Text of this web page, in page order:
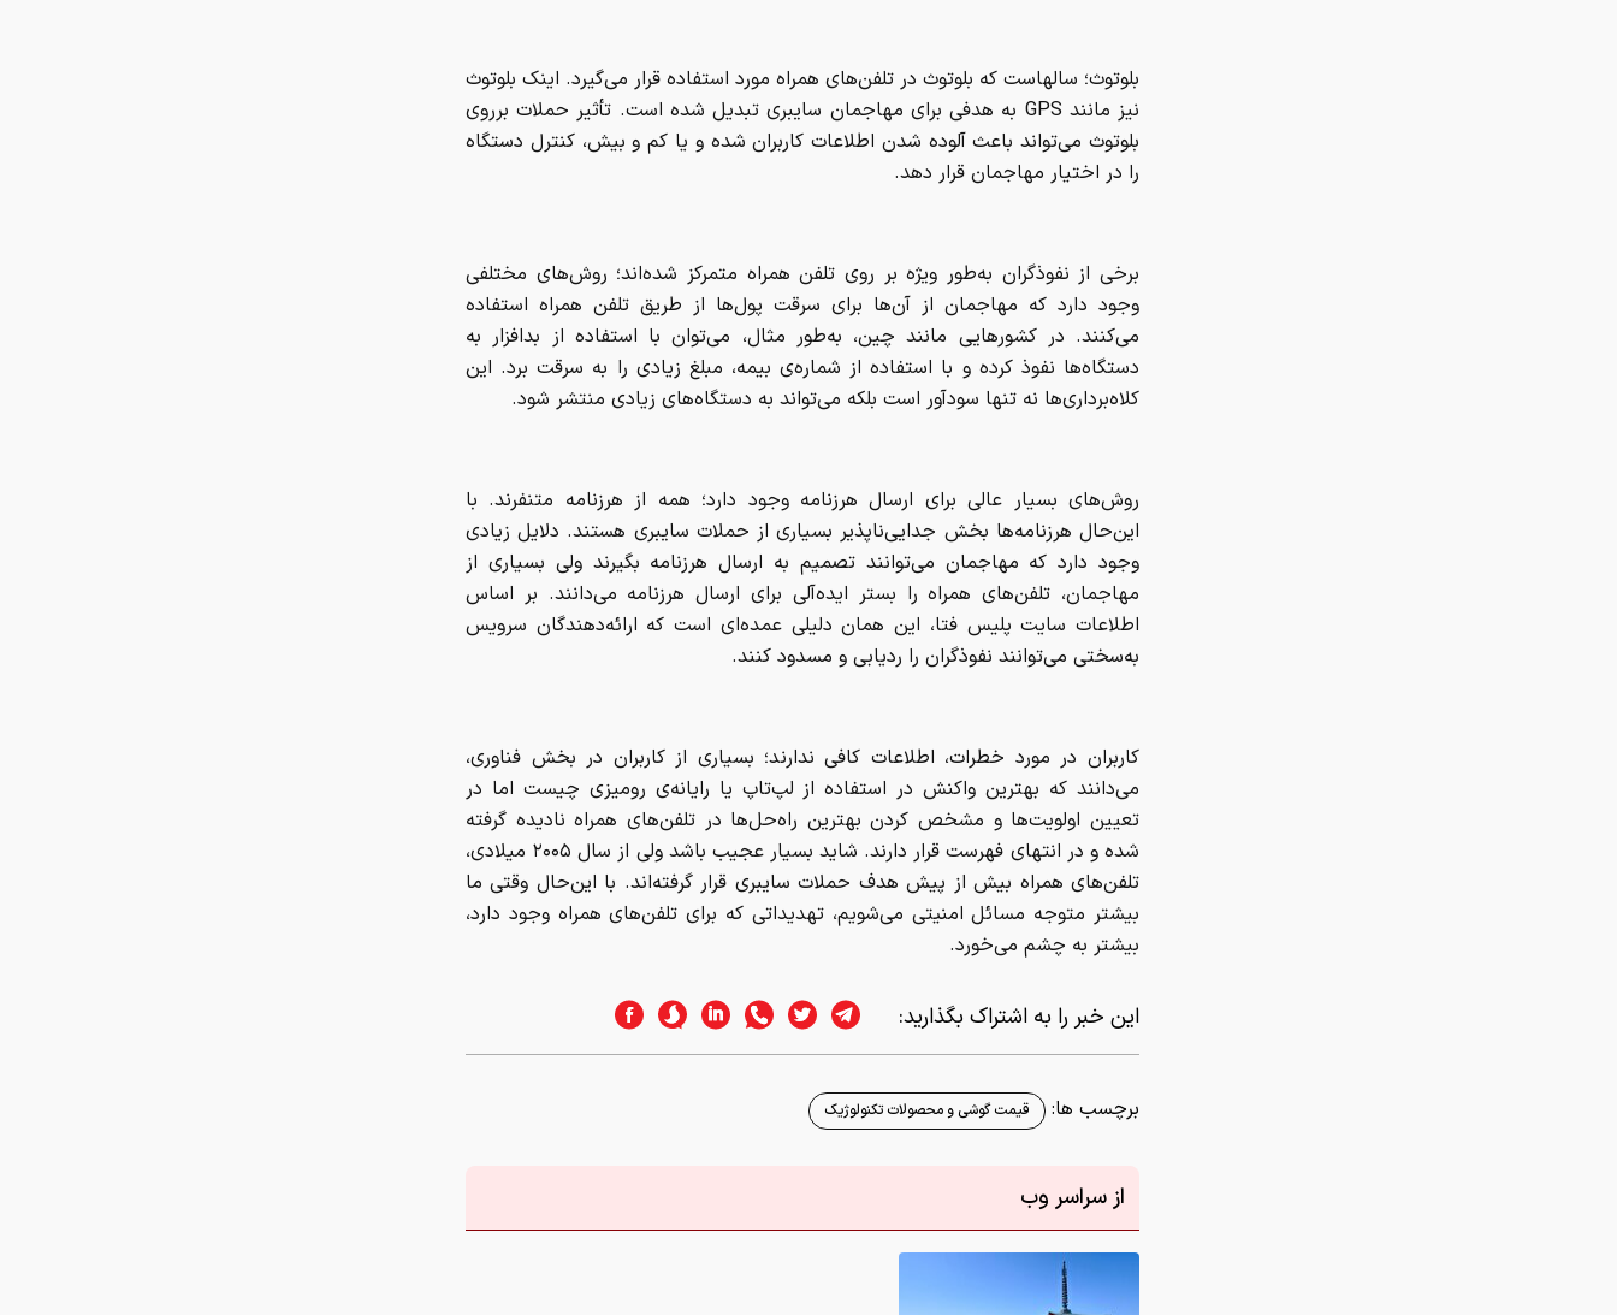
بلوتوث؛ سال‎هاست که بلوتوث در تلفن‌های همراه مورد استفاده قرار می‌گیرد. اینک بلوتوث
نیز مانند GPS به هدفی برای مهاجمان سایبری تبدیل شده است. تأثیر حملات برروی
بلوتوث می‌تواند باعث آلوده شدن اطلاعات کاربران شده و یا کم و بیش، کنترل دستگاه
را در اختیار مهاجمان قرار دهد.
برخی از نفوذگران به‌طور ویژه بر روی تلفن همراه متمرکز شده‌اند؛ روش‌های مختلفی
وجود دارد که مهاجمان از آن‌ها برای سرقت پول‌ها از طریق تلفن همراه استفاده
می‌کنند. در کشورهایی مانند چین، به‌طور مثال، می‌توان با استفاده از بدافزار به
دستگاه‌ها نفوذ کرده و با استفاده از شماره‌ی بیمه، مبلغ زیادی را به سرقت برد. این
کلاه‌برداری‌ها نه تنها سودآور است بلکه می‌تواند به دستگاه‌های زیادی منتشر شود.
روش‌های بسیار عالی برای ارسال هرزنامه وجود دارد؛ همه از هرزنامه متنفرند. با
این‌حال هرزنامه‌ها بخش جدایی‌ناپذیر بسیاری از حملات سایبری هستند. دلایل زیادی
وجود دارد که مهاجمان می‌توانند تصمیم به ارسال هرزنامه بگیرند ولی بسیاری از
مهاجمان، تلفن‌های همراه را بستر ایده‌آلی برای ارسال هرزنامه می‌دانند. بر اساس
اطلاعات سایت پلیس فتا، این همان دلیلی عمده‌ای است که ارائه‌دهندگان سرویس
به‌سختی می‌توانند نفوذگران را ردیابی و مسدود کنند.
کاربران در مورد خطرات، اطلاعات کافی ندارند؛ بسیاری از کاربران در بخش‌ فناوری،
می‌دانند که بهترین واکنش در استفاده از لپ‌تاپ یا رایانه‌ی رومیزی چیست اما در
تعیین اولویت‌ها و مشخص کردن بهترین راه‌حل‌ها در تلفن‌های همراه نادیده گرفته
شده و در انتهای فهرست قرار دارند. شاید بسیار عجیب باشد ولی از سال ۲۰۰۵ میلادی،
تلفن‌های همراه بیش از پیش هدف حملات سایبری قرار گرفته‌اند. با این‌حال وقتی ما
بیشتر متوجه مسائل امنیتی می‌شویم، تهدیداتی که برای تلفن‌های همراه وجود دارد،
بیشتر به چشم می‌خورد.
این خبر را به اشتراک بگذارید:
برچسب ها: قیمت گوشی و محصولات تکنولوژیک
از سراسر وب